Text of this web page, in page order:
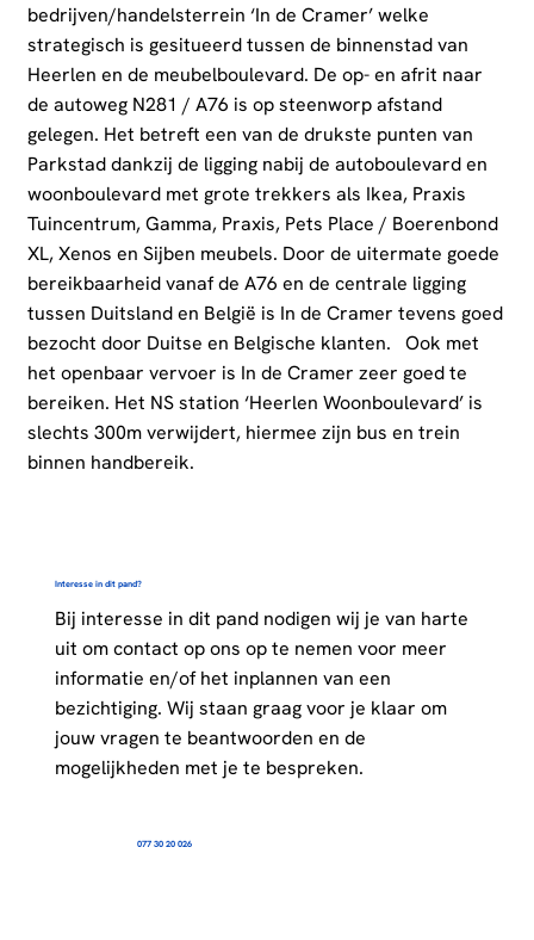
bedrijven/handelsterrein ‘In de Cramer’ welke
strategisch is gesitueerd tussen de binnenstad van
Heerlen en de meubelboulevard. De op- en afrit naar
de autoweg N281 / A76 is op steenworp afstand
gelegen. Het betreft een van de drukste punten van
Parkstad dankzij de ligging nabij de autoboulevard en
woonboulevard met grote trekkers als Ikea, Praxis
Tuincentrum, Gamma, Praxis, Pets Place / Boerenbond
XL, Xenos en Sijben meubels. Door de uitermate goede
bereikbaarheid vanaf de A76 en de centrale ligging
tussen Duitsland en België is In de Cramer tevens goed
bezocht door Duitse en Belgische klanten. Ook met
het openbaar vervoer is In de Cramer zeer goed te
bereiken. Het NS station ‘Heerlen Woonboulevard’ is
slechts 300m verwijdert, hiermee zijn bus en trein
binnen handbereik.
Interesse in dit pand?
Bij interesse in dit pand nodigen wij je van harte
uit om contact op ons op te nemen voor meer
informatie en/of het inplannen van een
bezichtiging. Wij staan graag voor je klaar om
jouw vragen te beantwoorden en de
mogelijkheden met je te bespreken.
077 30 20 026